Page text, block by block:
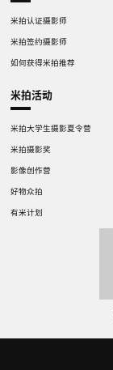
米拍认证摄影师
米拍签约摄影师
如何获得米拍推荐
米拍活动
米拍大学生摄影夏令营
米拍摄影奖
影像创作营
好物众拍
有米计划